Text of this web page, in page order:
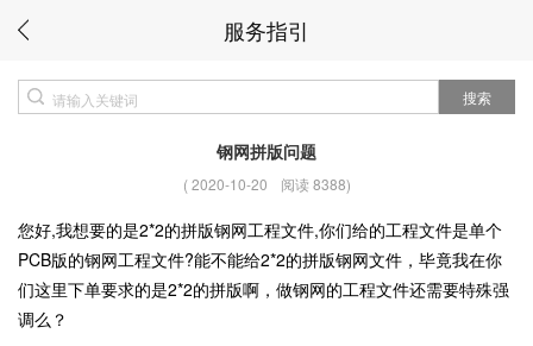
服务指引
搜索
钢网拼版问题
(2020-10-20 阅读 8388)
您好,我想要的是2*2的拼版钢网工程文件,你们给的工程文件是单个
PCB版的钢网工程文件?能不能给2*2的拼版钢网文件，毕竟我在你
们这里下单要求的是2*2的拼版啊，做钢网的工程文件还需要特殊强
调么？